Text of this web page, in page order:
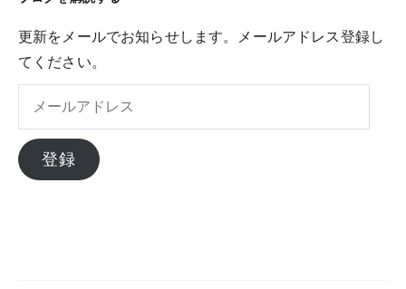
更新をメールでお知らせします。メールアドレス登録し
てください。
ル
ア
登録